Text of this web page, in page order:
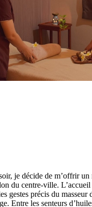
je décide de m’offrir un
du centre-ville. L’accueil
gestes précis du masseur
Entre les senteurs